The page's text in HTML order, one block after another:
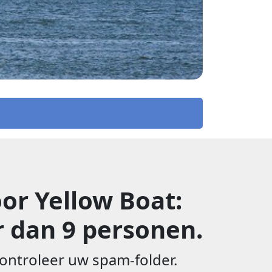
Yellow Boat:
9 personen.
uw spam-folder.